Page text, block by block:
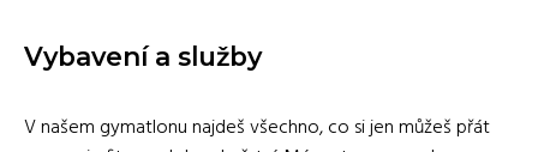
Vybavení a služby
V našem gymatlonu najdeš všechno, co si jen můžeš přát